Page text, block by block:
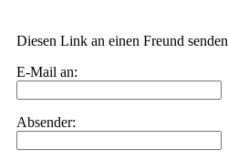
Diesen Link an einen Freund senden
E-Mail an:
Absender: